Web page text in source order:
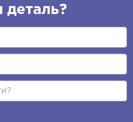
деталь?